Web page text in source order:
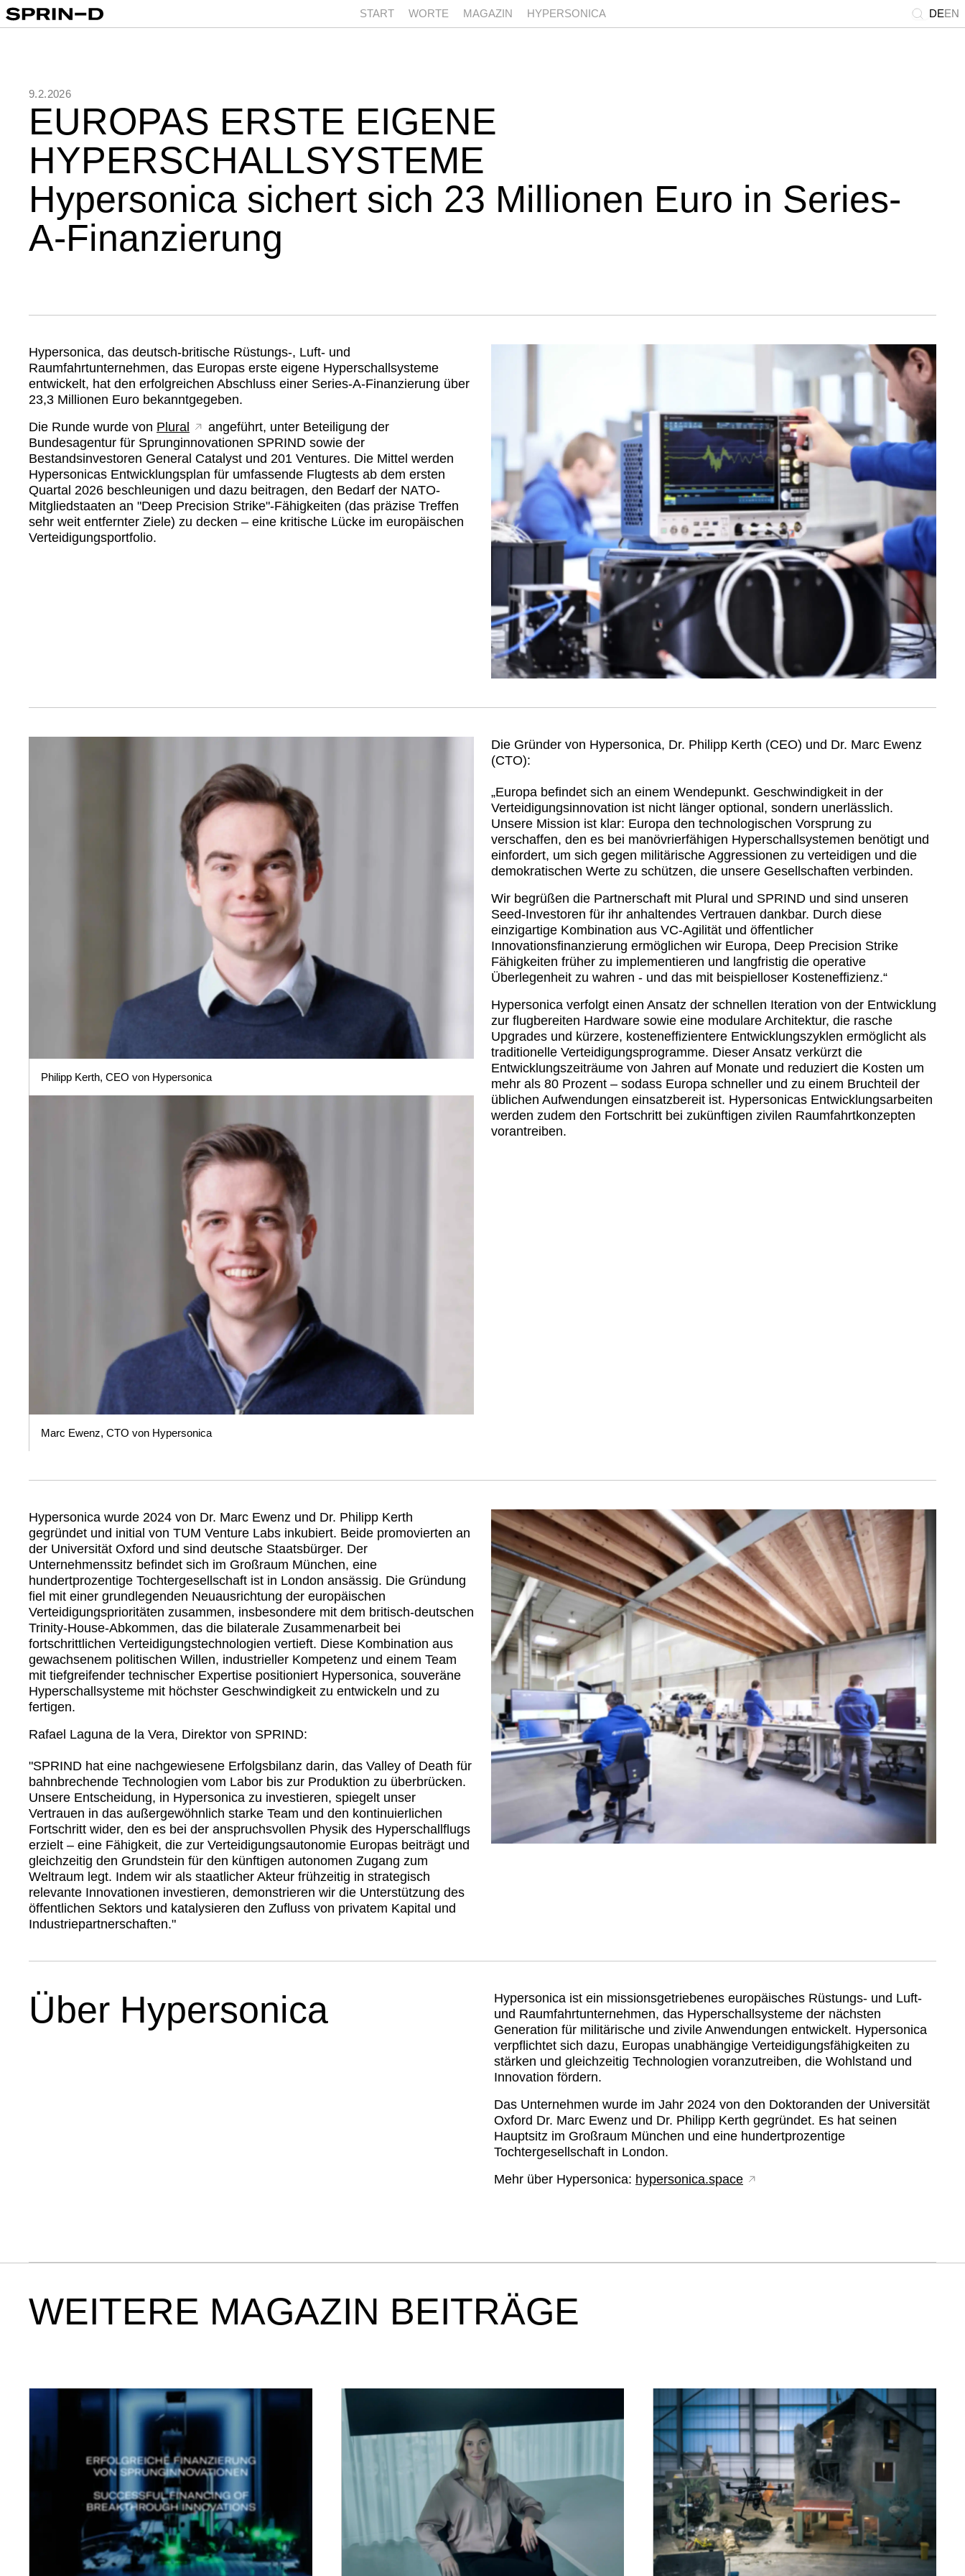
START WORTE MAGAZIN HYPERSONICA DEEN
9.2.2026
EUROPAS ERSTE EIGENE
HYPERSCHALLSYSTEME
Hypersonica sichert sich 23 Millionen Euro in Series-
A-Finanzierung
Hypersonica, das deutsch-britische Rüstungs-, Luft- und
Raumfahrtunternehmen, das Europas erste eigene Hyperschallsysteme
entwickelt, hat den erfolgreichen Abschluss einer Series-A-Finanzierung über
23,3 Millionen Euro bekanntgegeben.
Die Runde wurde von Plural
angeführt, unter Beteiligung der
Bundesagentur für Sprunginnovationen SPRIND sowie der
Bestandsinvestoren General Catalyst und 201 Ventures. Die Mittel werden
Hypersonicas Entwicklungsplan für umfassende Flugtests ab dem ersten
Quartal 2026 beschleunigen und dazu beitragen, den Bedarf der NATO-
Mitgliedstaaten an
Deep Precision Strike -Fähigkeiten (das präzise Treffen
sehr weit entfernter Ziele) zu decken – eine kritische Lücke im europäischen
Verteidigungsportfolio.
Die Gründer von Hypersonica, Dr. Philipp Kerth (CEO) und Dr. Marc Ewenz
(CTO):
„Europa befindet sich an einem Wendepunkt. Geschwindigkeit in der
Verteidigungsinnovation ist nicht länger optional, sondern unerlässlich.
Unsere Mission ist klar: Europa den technologischen Vorsprung zu
verschaffen, den es bei manövrierfähigen Hyperschallsystemen benötigt und
einfordert, um sich gegen militärische Aggressionen zu verteidigen und die
demokratischen Werte zu schützen, die unsere Gesellschaften verbinden.
Wir begrüßen die Partnerschaft mit Plural und SPRIND und sind unseren
Seed-Investoren für ihr anhaltendes Vertrauen dankbar. Durch diese
einzigartige Kombination aus VC-Agilität und öffentlicher
Innovationsfinanzierung ermöglichen wir Europa, Deep Precision Strike
Fähigkeiten früher zu implementieren und langfristig die operative
Überlegenheit zu wahren - und das mit beispielloser Kosteneffizienz.“
Hypersonica verfolgt einen Ansatz der schnellen Iteration von der Entwicklung
zur flugbereiten Hardware sowie eine modulare Architektur, die rasche
Upgrades und kürzere, kosteneffizientere Entwicklungszyklen ermöglicht als
traditionelle Verteidigungsprogramme. Dieser Ansatz verkürzt die
Entwicklungszeiträume von Jahren auf Monate und reduziert die Kosten um
mehr als 80 Prozent – sodass Europa schneller und zu einem Bruchteil der
üblichen Aufwendungen einsatzbereit ist. Hypersonicas Entwicklungsarbeiten
werden zudem den Fortschritt bei zukünftigen zivilen Raumfahrtkonzepten
vorantreiben.
Philipp Kerth, CEO von Hypersonica
Marc Ewenz, CTO von Hypersonica
Hypersonica wurde 2024 von Dr. Marc Ewenz und Dr. Philipp Kerth
gegründet und initial von TUM Venture Labs inkubiert. Beide promovierten an
der Universität Oxford und sind deutsche Staatsbürger. Der
Unternehmenssitz befindet sich im Großraum München, eine
hundertprozentige Tochtergesellschaft ist in London ansässig. Die Gründung
fiel mit einer grundlegenden Neuausrichtung der europäischen
Verteidigungsprioritäten zusammen, insbesondere mit dem britisch-deutschen
Trinity-House-Abkommen, das die bilaterale Zusammenarbeit bei
fortschrittlichen Verteidigungstechnologien vertieft. Diese Kombination aus
gewachsenem politischen Willen, industrieller Kompetenz und einem Team
mit tiefgreifender technischer Expertise positioniert Hypersonica, souveräne
Hyperschallsysteme mit höchster Geschwindigkeit zu entwickeln und zu
fertigen.
Rafael Laguna de la Vera, Direktor von SPRIND:
SPRIND hat eine nachgewiesene Erfolgsbilanz darin, das Valley of Death für
bahnbrechende Technologien vom Labor bis zur Produktion zu überbrücken.
Unsere Entscheidung, in Hypersonica zu investieren, spiegelt unser
Vertrauen in das außergewöhnlich starke Team und den kontinuierlichen
Fortschritt wider, den es bei der anspruchsvollen Physik des Hyperschallflugs
erzielt – eine Fähigkeit, die zur Verteidigungsautonomie Europas beiträgt und
gleichzeitig den Grundstein für den künftigen autonomen Zugang zum
Weltraum legt. Indem wir als staatlicher Akteur frühzeitig in strategisch
relevante Innovationen investieren, demonstrieren wir die Unterstützung des
öffentlichen Sektors und katalysieren den Zufluss von privatem Kapital und
Industriepartnerschaften.
Über Hypersonica
Hypersonica ist ein missionsgetriebenes europäisches Rüstungs- und Luft-
und Raumfahrtunternehmen, das Hyperschallsysteme der nächsten
Generation für militärische und zivile Anwendungen entwickelt. Hypersonica
verpflichtet sich dazu, Europas unabhängige Verteidigungsfähigkeiten zu
stärken und gleichzeitig Technologien voranzutreiben, die Wohlstand und
Innovation fördern.
Das Unternehmen wurde im Jahr 2024 von den Doktoranden der Universität
Oxford Dr. Marc Ewenz und Dr. Philipp Kerth gegründet. Es hat seinen
Hauptsitz im Großraum München und eine hundertprozentige
Tochtergesellschaft in London.
Mehr über Hypersonica: hypersonica.space
WEITERE MAGAZIN BEITRÄGE